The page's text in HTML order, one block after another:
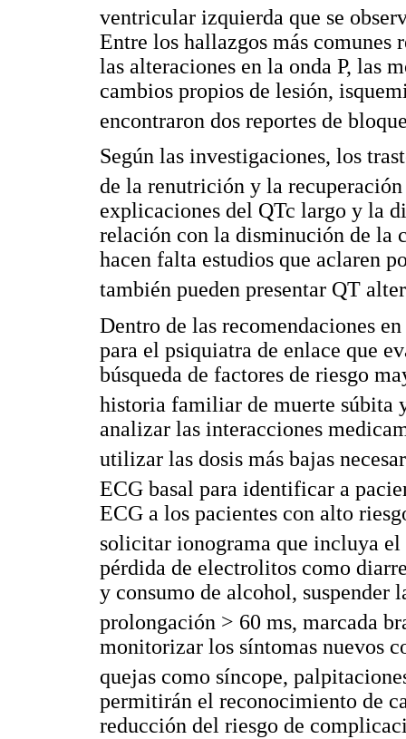
ventricular izquierda que se
Entre los hallazgos más comunes
las alteraciones en la onda P, las
cambios propios de lesión,
encontraron dos reportes de
Según las investigaciones, los
de la renutrición y la
explicaciones del QTc largo y la
relación con la disminución de la
hacen falta estudios que aclaren
también pueden presentar QT
Dentro de las recomendaciones
para el psiquiatra de enlace que
búsqueda de factores de riesgo
historia familiar de muerte súbita
analizar las interacciones
utilizar las dosis más bajas
ECG basal para identificar a
ECG a los pacientes con alto
solicitar ionograma que incluya el
pérdida de electrolitos como
y consumo de alcohol, suspender
prolongación > 60 ms, marcada
monitorizar los síntomas nuevos
quejas como síncope,
permitirán el reconocimiento de
reducción del riesgo de